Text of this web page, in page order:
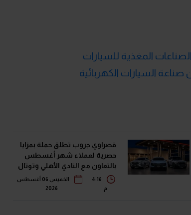
المغذية للسيارات
السيارات الكهربائية
قصراوي جروب تطلق حملة بمزايا
حصرية لعملاء شهر أغسطس
بالتعاون مع النادي الأهلي وتوتال
إنرجيز للتسويق إيجيبت
4:16
م
الخميس 06 أغسطس
2026